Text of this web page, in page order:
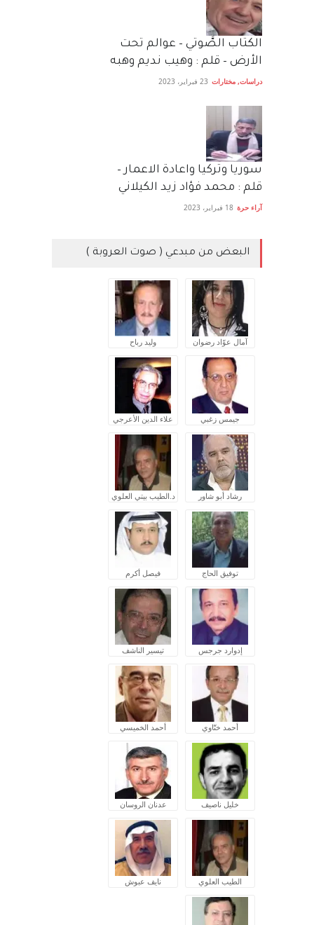
الكتاب الصَّوتي – عوالم تحت
الأرض – قلم : وهيب نديم وهبه
دراسات, مختارات 23 فبراير، 2023
سوريا وتركيا واعادة الاعمار –
قلم : محمد فؤاد زيد الكيلاني
آراء حرة 18 فبراير، 2023
البعض من مبدعي ( صوت العروبة )
آمال عوّاد رضوان وليد رباح
جيمس زغبي علاء الدين الأعرجي
رشاد أبو شاور د.الطيب بيتي العلوي
توفيق الحاج فيصل أكرم
إدوارد جرجس تيسير الناشف
أحمد ختّاوي أحمد الخميسي
خليل ناصيف عدنان الروسان
الطيب العلوي نايف عبوش